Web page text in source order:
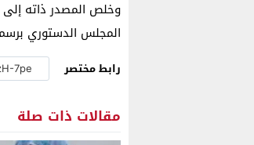
وخلص المصدر ذاته إلى
المجلس الدستوري برسم انتخابات 7 أكتوبر 2016،
رابط مختصر
مقالات ذات صلة